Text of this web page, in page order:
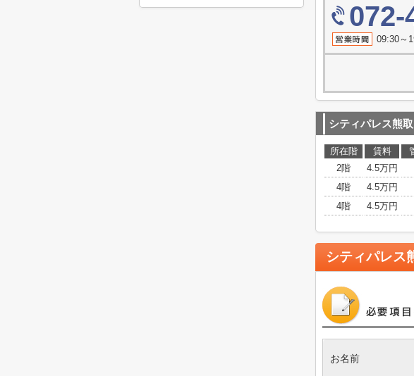
072-
09:30～
シティパレス熊取
所在階 賃料
2階
4.5万円
4階
4.5万円
4階
4.5万円
シティパレス
お名前